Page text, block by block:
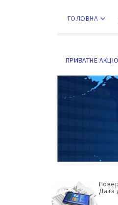
ГОЛОВНА
ПРИВАТНЕ
Дата